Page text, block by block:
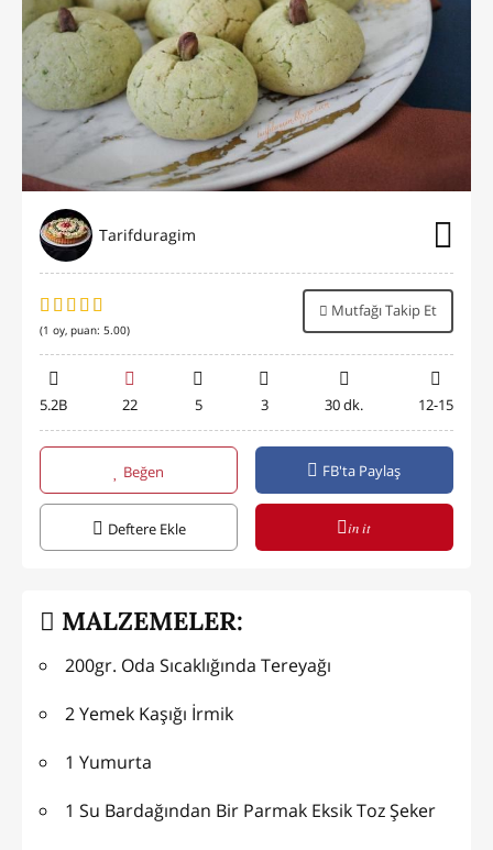
Tarifduragim
(1 oy, puan: 5.00)
Mutfağı Takip Et
5.2B 22 5 3 30 dk. 12-15
Beğen FB'ta Paylaş
Deftere Ekle in it
MALZEMELER:
200gr. Oda Sıcaklığında Tereyağı
2 Yemek Kaşığı İrmik
1 Yumurta
1 Su Bardağından Bir Parmak Eksik Toz Şeker